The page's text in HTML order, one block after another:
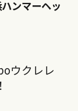
ンマーヘッ
ウクレレ